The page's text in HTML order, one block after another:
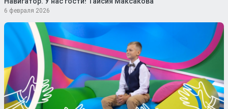
6 февраля 2026